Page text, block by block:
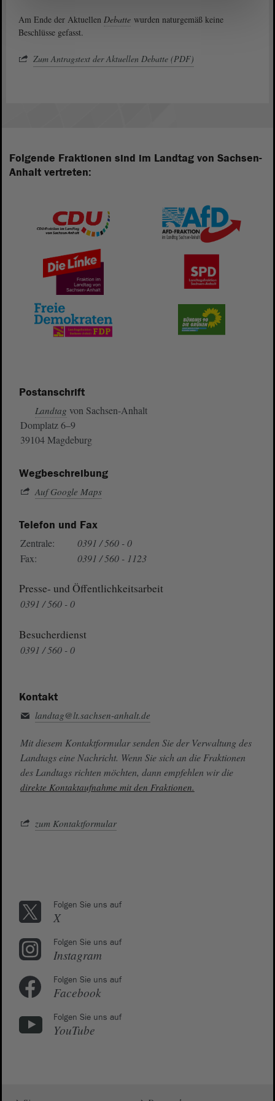
Am Ende der Aktuellen Debatte wurden naturgemäß keine
Beschlüsse gefasst.
Zum Antragstext der Aktuellen Debatte (PDF)
Folgende Fraktionen sind im Landtag von Sachsen-
Anhalt vertreten:
Postanschrift
Landtag von Sachsen-Anhalt
Domplatz 6–9
39104 Magdeburg
Wegbeschreibung
Auf Google Maps
Telefon und Fax
Zentrale:
0391 / 560 - 0
Fax:
0391 / 560 - 1123
Presse- und Öffentlichkeitsarbeit
0391 / 560 - 0
Besucherdienst
0391 / 560 - 0
Kontakt
landtag@lt.sachsen-anhalt.de
Mit diesem Kontaktformular senden Sie der Verwaltung des
Landtags eine Nachricht. Wenn Sie sich an die Fraktionen
des Landtags richten möchten, dann empfehlen wir die
direkte Kontaktaufnahme mit den Fraktionen.
zum Kontaktformular
Folgen Sie uns auf
X
Folgen Sie uns auf
Instagram
Folgen Sie uns auf
Facebook
Folgen Sie uns auf
YouTube